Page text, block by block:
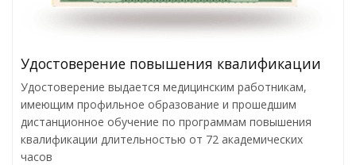
Удостоверение повышения квалификации
Удостоверение выдается медицинским работникам,
имеющим профильное образование и прошедшим
дистанционное обучение по программам повышения
квалификации длительностью от 72 академических
часов